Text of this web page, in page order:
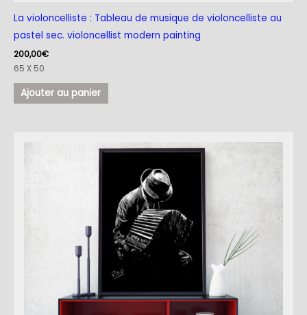
La violoncelliste : Tableau de musique de violoncelliste au
pastel sec. violoncellist modern painting
200,00€
65 X 50
Ajouter au panier